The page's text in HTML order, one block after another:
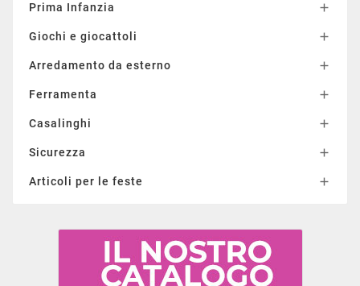
Prima Infanzia 
Giochi e giocattoli 
Arredamento da esterno 
Ferramenta 
Casalinghi 
Sicurezza 
Articoli per le feste 